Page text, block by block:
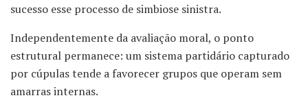
sucesso esse processo de simbiose sinistra.
Independentemente da avaliação moral, o ponto
estrutural permanece: um sistema partidário capturado
por cúpulas tende a favorecer grupos que operam sem
amarras internas.